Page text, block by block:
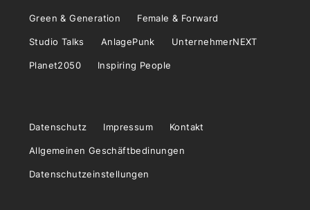
Green & Generation Female & Forward
Studio Talks AnlagePunk UnternehmerNEXT
Planet2050 Inspiring People
Datenschutz Impressum Kontakt
Allgemeinen Geschäftbedinungen
Datenschutzeinstellungen